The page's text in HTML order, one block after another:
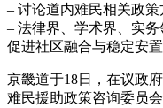
– 讨论道内难民相关政
– 法律界、学术界、实
促进社区融合与稳定安
京畿道于18日，在议政
难民援助政策咨询委员